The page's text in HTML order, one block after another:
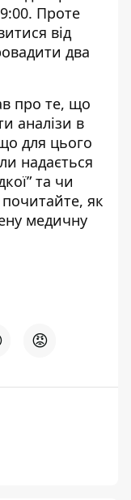
Проте
від
два
про те, що
аналізи в
для цього
надається
та чи
як
медичну
😡